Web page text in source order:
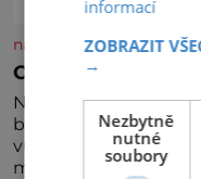
nasehvezdy.cz
Osamělá herečka
Nedávno se povídalo,
blízkého přítele, který
vůbec pravda? V
informací
ZOBRAZIT
→
Nezbytně
nutné
soubory